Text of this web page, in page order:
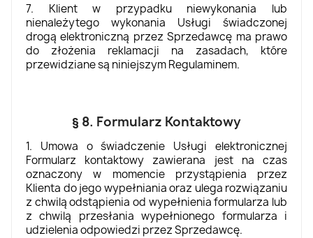
7. Klient w przypadku niewykonania lub
nienależytego wykonania Usługi świadczonej
drogą elektroniczną przez Sprzedawcę ma prawo
do złożenia reklamacji na zasadach, które
przewidziane są niniejszym Regulaminem.
§ 8. Formularz Kontaktowy
1. Umowa o świadczenie Usługi elektronicznej
Formularz kontaktowy zawierana jest na czas
oznaczony w momencie przystąpienia przez
Klienta do jego wypełniania oraz ulega rozwiązaniu
z chwilą odstąpienia od wypełnienia formularza lub
z chwilą przesłania wypełnionego formularza i
udzielenia odpowiedzi przez Sprzedawcę.